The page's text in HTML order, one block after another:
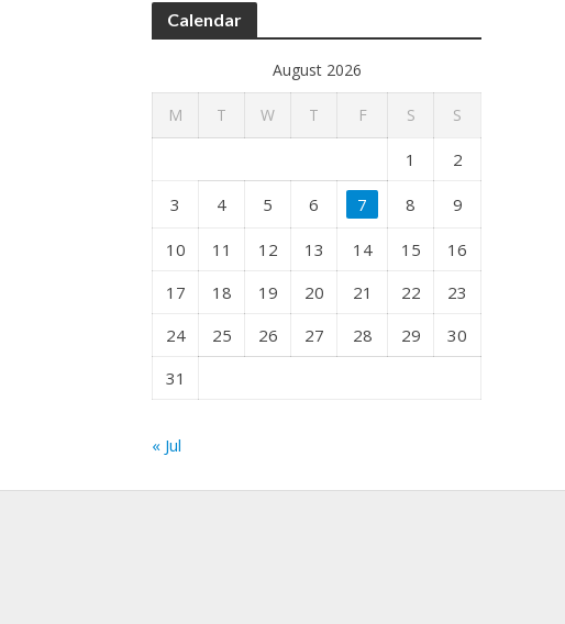
Calendar
August 2026
M T W T F S S
1 2
3 4 5 6 7 8 9
10 11 12 13 14 15
16
17
18 19 20 21 22
23
24
25 26 27 28 29
30
31
« Jul